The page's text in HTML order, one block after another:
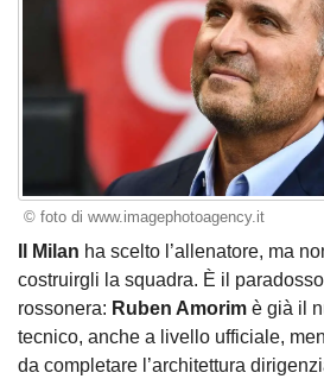
© foto di www.imagephotoagency.it
Il Milan ha scelto l’allenatore, ma
costruirgli la squadra. È il
rossonera: Ruben Amorim è già il
tecnico, anche a livello ufficiale,
da completare l’architettura